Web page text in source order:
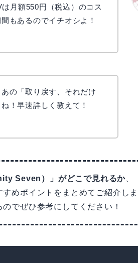
月額550円（税込）のコス
もあるのでイチオシよ！
の「取り戻す、それだけ
！早速詳しく教えて！
Seven）」がどこで見れるか
めポイントをまとめてご紹介しま
でぜひ参考にしてください！